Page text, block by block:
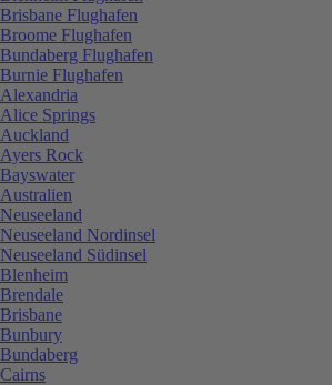
Brisbane Flughafen
Broome Flughafen
Bundaberg Flughafen
Burnie Flughafen
Alexandria
Alice Springs
Auckland
Ayers Rock
Bayswater
Australien
Neuseeland
Neuseeland Nordinsel
Neuseeland Südinsel
Blenheim
Brendale
Brisbane
Bunbury
Bundaberg
Cairns